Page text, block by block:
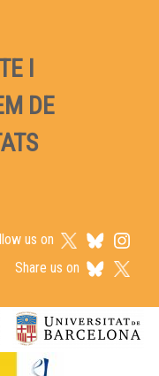
I
DE
us on
Share us on